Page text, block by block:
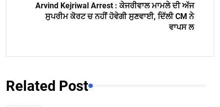
Arvind Kejriwal Arrest : ਕੇਜਰੀਵਾਲ ਮਾਮਲੇ ਦੀ ਅੱਜ
ਸੁਪਰੀਮ ਕੋਰਟ ਚ ਨਹੀਂ ਹੋਵੇਗੀ ਸੁਣਵਾਈ, ਦਿੱਲੀ CM ਨੇ
ਵਾਪਸ ਲ
Related Post